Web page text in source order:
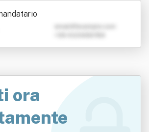
Celestina & C.
ora